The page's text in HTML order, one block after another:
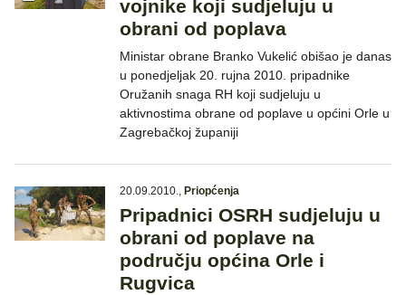
vojnike koji sudjeluju u
obrani od poplava
Ministar obrane Branko Vukelić obišao je danas
u ponedjeljak 20. rujna 2010. pripadnike
Oružanih snaga RH koji sudjeluju u
aktivnostima obrane od poplave u općini Orle u
Zagrebačkoj županiji
20.09.2010., Priopćenja
Pripadnici OSRH sudjeluju u
obrani od poplave na
području općina Orle i
Rugvica